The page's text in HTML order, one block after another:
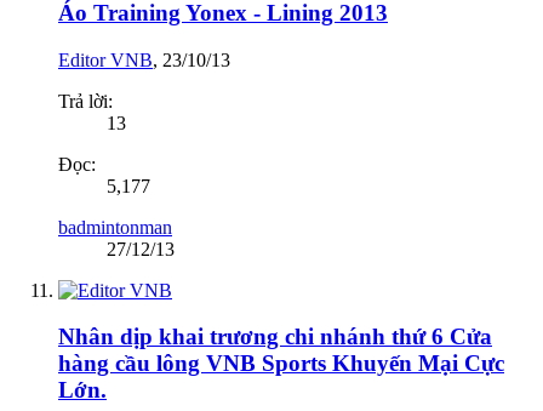
Áo Training Yonex - Lining 2013
Editor VNB, 23/10/13
Trả lời:
13
Đọc:
5,177
badmintonman
27/12/13
Nhân dịp khai trương chi nhánh thứ 6 Cửa
hàng cầu lông VNB Sports Khuyến Mại Cực
Lớn.